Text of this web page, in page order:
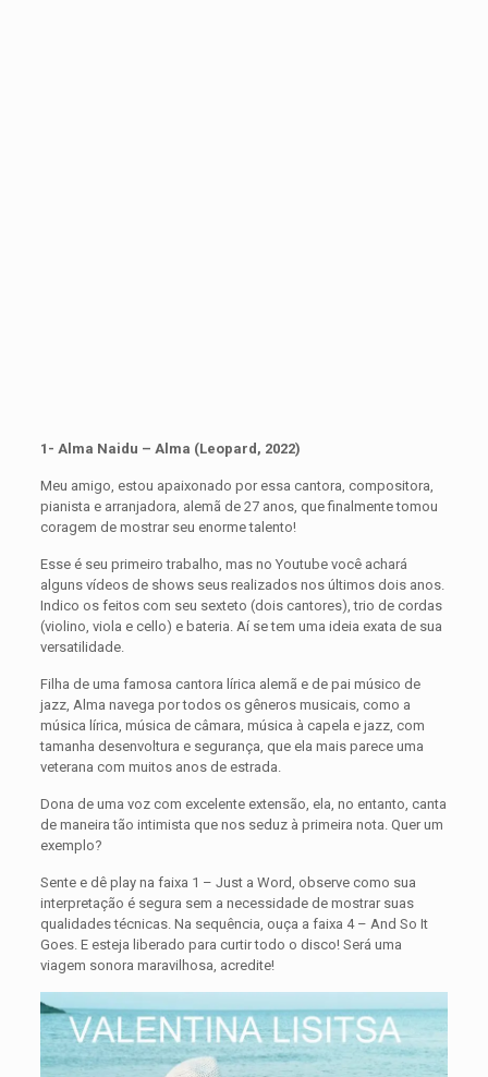
1- Alma Naidu – Alma (Leopard, 2022)
Meu amigo, estou apaixonado por essa cantora, compositora,
pianista e arranjadora, alemã de 27 anos, que finalmente tomou
coragem de mostrar seu enorme talento!
Esse é seu primeiro trabalho, mas no Youtube você achará
alguns vídeos de shows seus realizados nos últimos dois anos.
Indico os feitos com seu sexteto (dois cantores), trio de cordas
(violino, viola e cello) e bateria. Aí se tem uma ideia exata de sua
versatilidade.
Filha de uma famosa cantora lírica alemã e de pai músico de
jazz, Alma navega por todos os gêneros musicais, como a
música lírica, música de câmara, música à capela e jazz, com
tamanha desenvoltura e segurança, que ela mais parece uma
veterana com muitos anos de estrada.
Dona de uma voz com excelente extensão, ela, no entanto, canta
de maneira tão intimista que nos seduz à primeira nota. Quer um
exemplo?
Sente e dê play na faixa 1 – Just a Word, observe como sua
interpretação é segura sem a necessidade de mostrar suas
qualidades técnicas. Na sequência, ouça a faixa 4 – And So It
Goes. E esteja liberado para curtir todo o disco! Será uma
viagem sonora maravilhosa, acredite!